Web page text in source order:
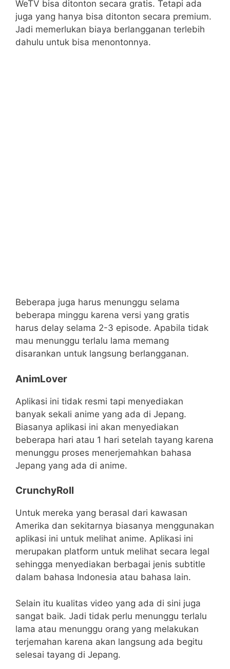
WeTV bisa ditonton secara gratis. Tetapi ada
juga yang hanya bisa ditonton secara premium.
Jadi memerlukan biaya berlangganan terlebih
dahulu untuk bisa menontonnya.
Beberapa juga harus menunggu selama
beberapa minggu karena versi yang gratis
harus delay selama 2-3 episode. Apabila tidak
mau menunggu terlalu lama memang
disarankan untuk langsung berlangganan.
AnimLover
Aplikasi ini tidak resmi tapi menyediakan
banyak sekali anime yang ada di Jepang.
Biasanya aplikasi ini akan menyediakan
beberapa hari atau 1 hari setelah tayang karena
menunggu proses menerjemahkan bahasa
Jepang yang ada di anime.
CrunchyRoll
Untuk mereka yang berasal dari kawasan
Amerika dan sekitarnya biasanya menggunakan
aplikasi ini untuk melihat anime. Aplikasi ini
merupakan platform untuk melihat secara legal
sehingga menyediakan berbagai jenis subtitle
dalam bahasa Indonesia atau bahasa lain.
Selain itu kualitas video yang ada di sini juga
sangat baik. Jadi tidak perlu menunggu terlalu
lama atau menunggu orang yang melakukan
terjemahan karena akan langsung ada begitu
selesai tayang di Jepang.